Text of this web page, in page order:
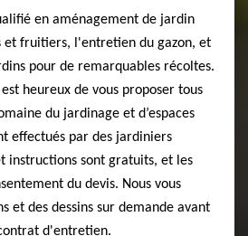
en aménagement de jardin
et fruitiers, l'entretien du gazon, et
pour de remarquables récoltes.
heureux de vous proposer tous
du jardinage et d’espaces
effectués par des jardiniers
instructions sont gratuits, et les
du devis. Nous vous
et des dessins sur demande avant
d'entretien.